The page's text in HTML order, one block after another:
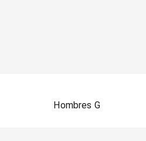
Hombres G